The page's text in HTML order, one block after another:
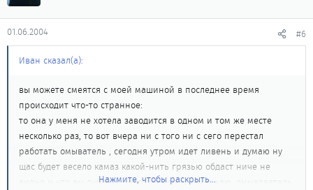
01.06.2004 #6
Иван сказал(а):
вы можете смеятся с моей машиной в последнее время
происходит что-то странное:
то она у меня не хотела заводится в одном и том же месте
несколько раз, то вот вчера ни с того ни с сего перестал
работать омыватель , сегодня утром идет ливень и думаю ну
щас будет весело камаз какой-нить грязью обдаст ниче не
видно и что вы думаете завожусь утром выезжаю, омываветель
Нажмите, чтобы раскрыть...